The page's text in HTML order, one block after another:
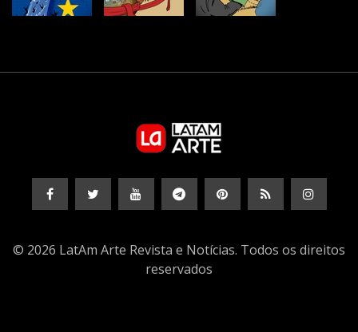
© 2026 LatAm Arte Revista e Notícias. Todos os direitos
reservados